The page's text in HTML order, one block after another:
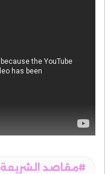
مقاصد الشريعة